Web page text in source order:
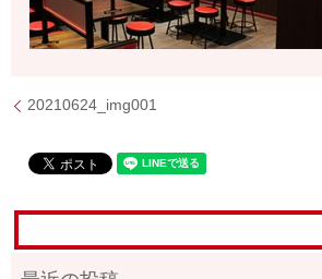
20210624_img001